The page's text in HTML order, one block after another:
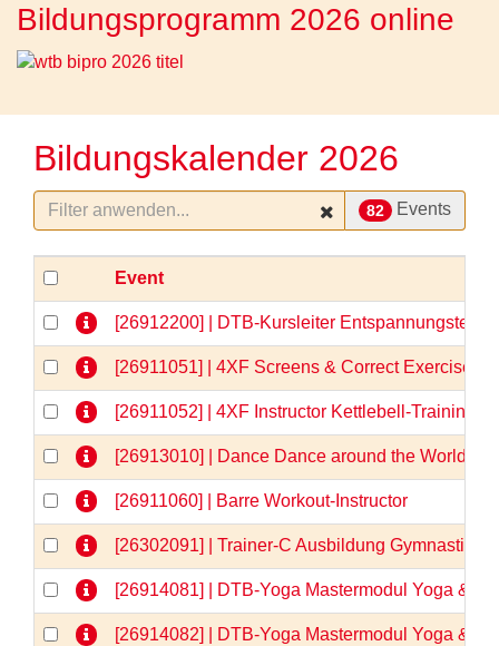
Bildungsprogramm 2026 online
Bildungskalender 2026
82 Events
Event
[26912200] | DTB-Kursleiter
[26911051] | 4XF Screens & Correct Exercises
[26911052] | 4XF Instructor Kettlebell-Training
[26913010] | Dance Dance around the World
[26911060] | Barre Workout-Instructor
[26302091] | Trainer-C Ausbildung Gymnastik/
[26914081] | DTB-Yoga Mastermodul Yoga &
[26914082] | DTB-Yoga Mastermodul Yoga &